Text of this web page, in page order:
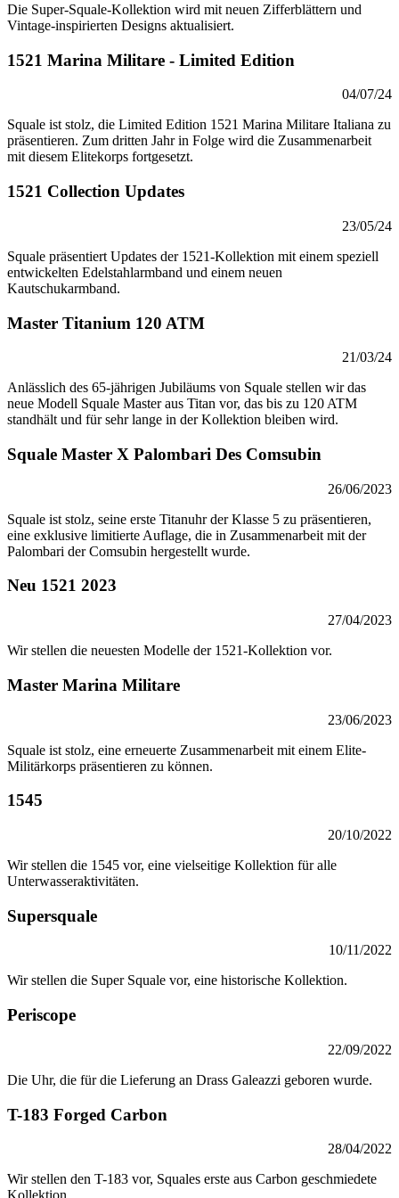
Die Super-Squale-Kollektion wird mit neuen Zifferblättern und
Vintage-inspirierten Designs aktualisiert.
1521 Marina Militare - Limited Edition
04/07/24
Squale ist stolz, die Limited Edition 1521 Marina Militare Italiana zu
präsentieren. Zum dritten Jahr in Folge wird die Zusammenarbeit
mit diesem Elitekorps fortgesetzt.
1521 Collection Updates
23/05/24
Squale präsentiert Updates der 1521-Kollektion mit einem speziell
entwickelten Edelstahlarmband und einem neuen
Kautschukarmband.
Master Titanium 120 ATM
21/03/24
Anlässlich des 65-jährigen Jubiläums von Squale stellen wir das
neue Modell Squale Master aus Titan vor, das bis zu 120 ATM
standhält und für sehr lange in der Kollektion bleiben wird.
Squale Master X Palombari Des Comsubin
26/06/2023
Squale ist stolz, seine erste Titanuhr der Klasse 5 zu präsentieren,
eine exklusive limitierte Auflage, die in Zusammenarbeit mit der
Palombari der Comsubin hergestellt wurde.
Neu 1521 2023
27/04/2023
Wir stellen die neuesten Modelle der 1521-Kollektion vor.
Master Marina Militare
23/06/2023
Squale ist stolz, eine erneuerte Zusammenarbeit mit einem Elite-
Militärkorps präsentieren zu können.
1545
20/10/2022
Wir stellen die 1545 vor, eine vielseitige Kollektion für alle
Unterwasseraktivitäten.
Supersquale
10/11/2022
Wir stellen die Super Squale vor, eine historische Kollektion.
Periscope
22/09/2022
Die Uhr, die für die Lieferung an Drass Galeazzi geboren wurde.
T-183 Forged Carbon
28/04/2022
Wir stellen den T-183 vor, Squales erste aus Carbon geschmiedete